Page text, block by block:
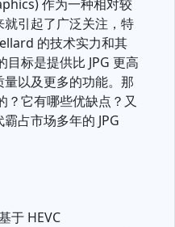
作为一种相对较
引起了广泛关注，特
的技术实力和其
标是提供比 JPG 更高
以及更多的功能。那
？它有哪些优缺点？又
占市场多年的 JPG
于 HEVC